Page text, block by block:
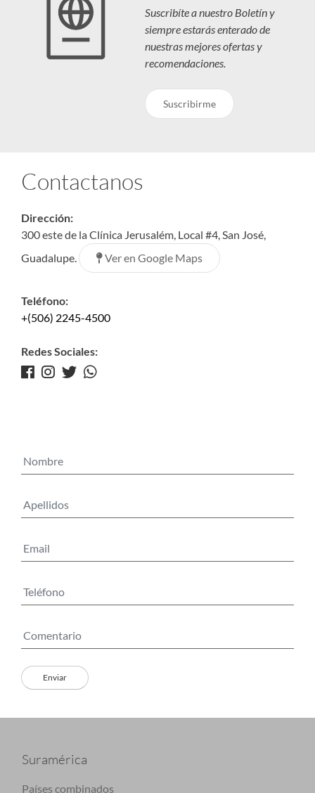
Suscribíte a nuestro Boletín y
siempre estarás enterado de
nuestras mejores ofertas y
recomendaciones.
Suscribirme
Contactanos
Dirección:
300 este de la Clínica Jerusalém, Local #4, San José,
Guadalupe.
Ver en Google Maps
Teléfono:
+(506) 2245-4500
Redes Sociales:
Suramérica
Países combinados